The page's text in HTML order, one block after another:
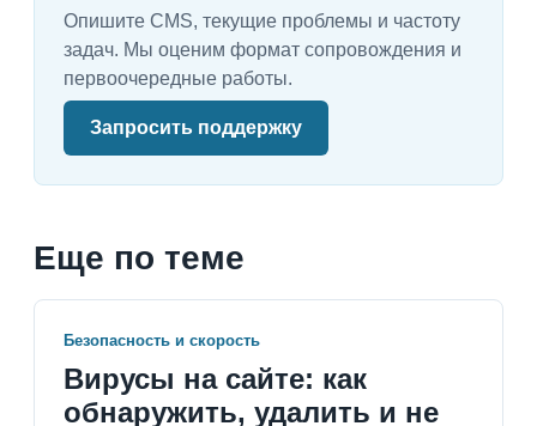
Опишите CMS, текущие проблемы и частоту
задач. Мы оценим формат сопровождения и
первоочередные работы.
Запросить поддержку
Еще по теме
Безопасность и скорость
Вирусы на сайте: как
обнаружить, удалить и не